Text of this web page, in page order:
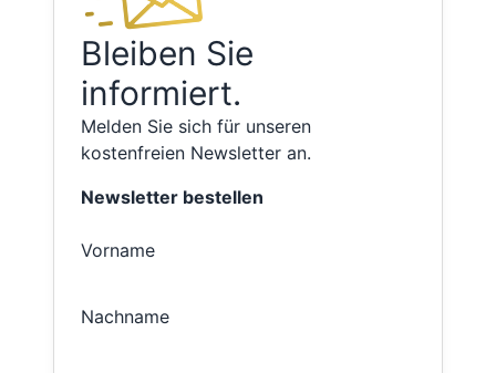
Bleiben Sie
informiert.
Melden Sie sich für unseren
kostenfreien Newsletter an.